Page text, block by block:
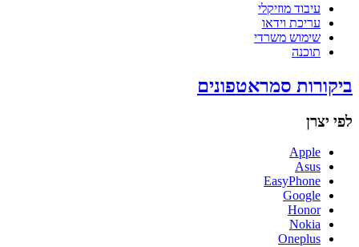
עיבוד מוזיקלי
עריכת וידאו
שימוש משרדי
תוכנה
ביקורות סמראטפונים
לפי יצרן
Apple
Asus
EasyPhone
Google
Honor
Nokia
Oneplus